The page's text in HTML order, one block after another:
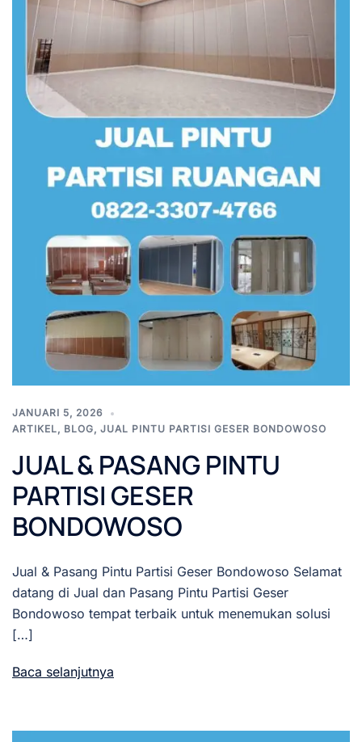
JANUARI 5, 2026
ARTIKEL, BLOG, JUAL PINTU PARTISI GESER BONDOWOSO
JUAL & PASANG PINTU
PARTISI GESER
BONDOWOSO
Jual & Pasang Pintu Partisi Geser Bondowoso Selamat
datang di Jual dan Pasang Pintu Partisi Geser
Bondowoso tempat terbaik untuk menemukan solusi
[…]
Baca selanjutnya